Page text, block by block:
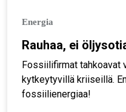
Energia
Rauhaa, ei
Fossiilifirmat tahkoavat
kytkeytyvillä kriiseillä.
fossiilienergiaa!